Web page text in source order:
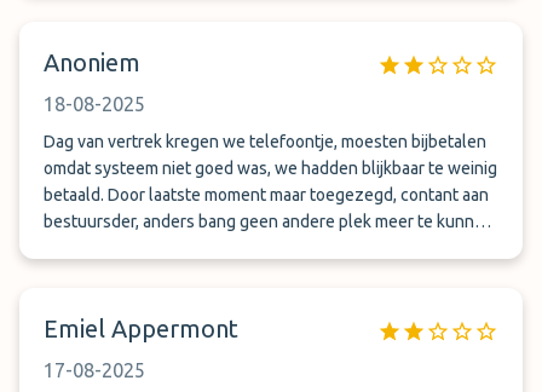
Anoniem
18-08-2025
Dag van vertrek kregen we telefoontje, moesten bijbetalen
omdat systeem niet goed was, we hadden blijkbaar te weinig
betaald. Door laatste moment maar toegezegd, contant aan
bestuursder, anders bang geen andere plek meer te kunnen
digitaal. Parkeerplaats onoverzichtelijk, geen herkenbare
Telefoongesprek ophalen vanaf vliegveld terugweg
Emiel Appermont
17-08-2025